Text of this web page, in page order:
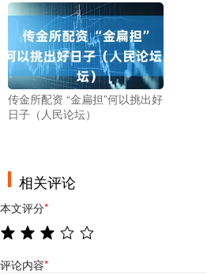
传金所配资 “金扁担”何以挑出好
日子（人民论坛）
相关评论
本文评分*
评论内容*